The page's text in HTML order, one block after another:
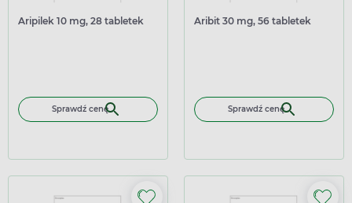
Aripilek 10 mg, 28 tabletek
Sprawdź cenę
Aribit 30 mg, 56 tabletek
Sprawdź cenę